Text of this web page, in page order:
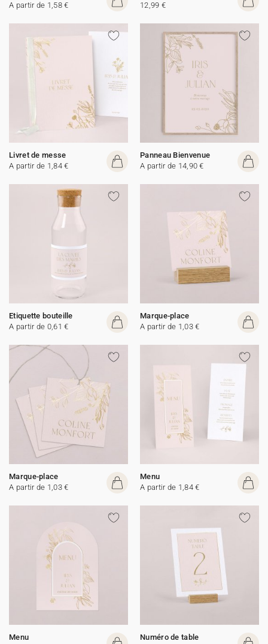
A partir de 1,58 €
12,99 €
Livret de messe
A partir de 1,84 €
Panneau Bienvenue
A partir de 14,90 €
Etiquette bouteille
A partir de 0,61 €
Marque-place
A partir de 1,03 €
Marque-place
A partir de 1,03 €
Menu
A partir de 1,84 €
Menu
Numéro de table